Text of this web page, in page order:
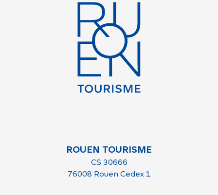
ROUEN TOURISME
CS 30666
76008 Rouen Cedex 1